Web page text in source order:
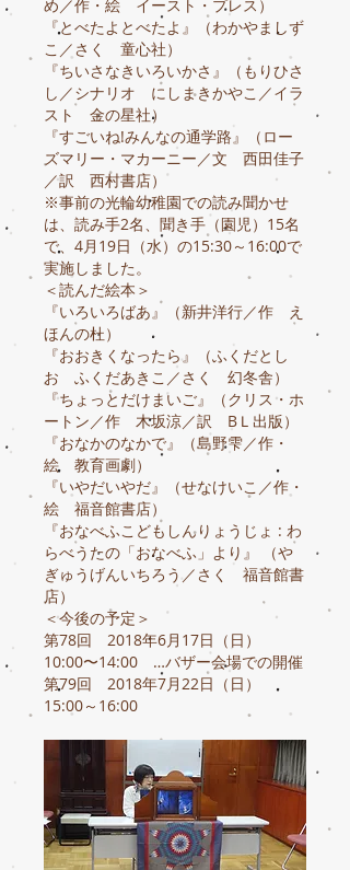
め／作・絵 イースト・プレス）
『とべたよとべたよ』（わかやましず
こ／さく 童心社）
『ちいさなきいろいかさ』（もりひさ
し／シナリオ にしまきかやこ／イラ
スト 金の星社）
『すごいね!みんなの通学路』（ロー
ズマリー・マカーニー／文 西田佳子
／訳 西村書店）
※事前の光輪幼稚園での読み聞かせ
は、読み手2名、聞き手（園児）15名
で、4月19日（水）の15:30～16:00で
実施しました。
＜読んだ絵本＞
『いろいろばあ』（新井洋行／作 え
ほんの杜）
『おおきくなったら』（ふくだとし
お ふくだあきこ／さく 幻冬舎）
『ちょっとだけまいご』（クリス・ホ
ートン／作 木坂涼／訳 BＬ出版）
『おなかのなかで』（島野雫／作・
絵 教育画劇）
『いやだいやだ』（せなけいこ／作・
絵 福音館書店）
『おなべふこどもしんりょうじょ : わ
らべうたの「おなべふ」より』 （や
ぎゅうげんいちろう／さく 福音館書
店）
＜今後の予定＞
第78回 2018年6月17日（日）
10:00〜14:00 …バザー会場での開催
第79回 2018年7月22日（日）
15:00～16:00